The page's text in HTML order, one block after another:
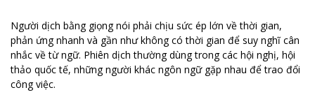
Người dịch bằng giọng nói phải chịu sức ép lớn về thời gian,
phản ứng nhanh và gần như không có thời gian để suy nghĩ cân
nhắc về từ ngữ. Phiên dịch thường dùng trong các hội nghị, hội
thảo quốc tế, những người khác ngôn ngữ gặp nhau để trao đổi
công việc.